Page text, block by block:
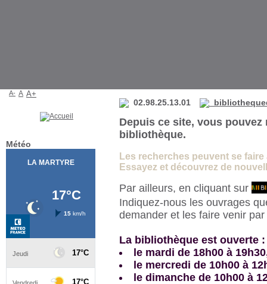
Les recherches peuvent se
Essayez et découvrez de
Par ailleurs, en cliquant sur
Indiquez-nous les ouvrages
demander et les faire venir
La bibliothèque est ouverte :
le mardi de 18h00 à
le mercredi de 10h00 à
le dimanche de 10h00 à
02.98.25.13.01
Depuis ce site, vous
bibliothèque.
A- A A+
Météo